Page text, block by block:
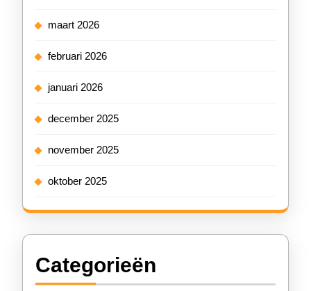
maart 2026
februari 2026
januari 2026
december 2025
november 2025
oktober 2025
Categorieën